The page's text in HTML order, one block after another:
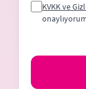
KVKK ve